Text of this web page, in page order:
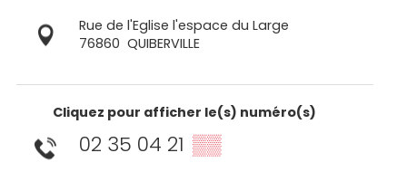
Rue de l'Eglise l'espace du Large
76860 QUIBERVILLE
Cliquez pour afficher le(s) numéro(s)
02 35 04 21 ▒▒